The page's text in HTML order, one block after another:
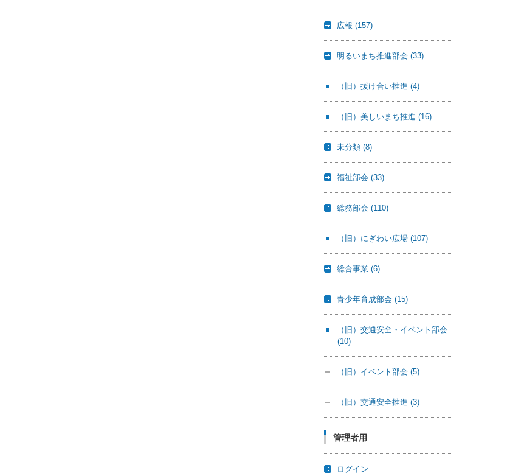
広報(157)
明るいまち推進部会(33)
（旧）援け合い推進(4)
（旧）美しいまち推進(16)
未分類(8)
福祉部会(33)
総務部会(110)
（旧）にぎわい広場(107)
総合事業(6)
青少年育成部会(15)
（旧）交通安全・イベント部会
(10)
（旧）イベント部会(5)
（旧）交通安全推進(3)
管理者用
ログイン